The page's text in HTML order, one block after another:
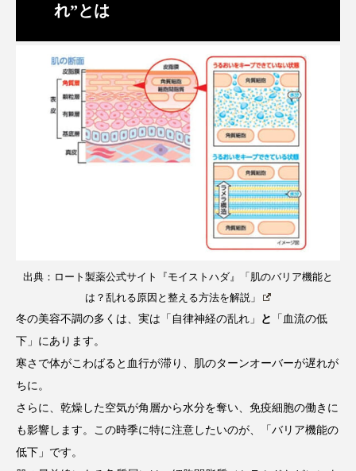
クローズアップ ケーススタディ
コグニティブヘルス コスト削減
コネクテッド・ビューティ コミュニケーション
サステナビリティ
サプライチェーン
サロン経営 サロン連略 シャネル
スカルプ クレンジング 頻度
スキンケアルーティン ストレス スパ
スマートウォッチ
れ”とは
出典：ロート製薬公式サイト『モイストハダ』「肌のバリア機能と
は？乱れる原因と整える方法を解説」
冬の美容不調の多くは、実は「自律神経の乱れ」
と
「血流の低
下」にあります。
寒さで体がこわばると血行が滞り、肌のターンオーバーが遅れが
ちに。
さらに、乾燥した空気が角層から水分を奪い、免疫細胞の働きに
も影響します。この時季に特に注意したいのが、「バリア機能の
低下」です。